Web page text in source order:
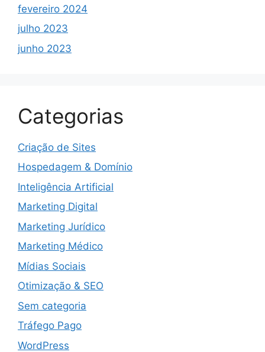
fevereiro 2024
julho 2023
junho 2023
Categorias
Criação de Sites
Hospedagem & Domínio
Inteligência Artificial
Marketing Digital
Marketing Jurídico
Marketing Médico
Mídias Sociais
Otimização & SEO
Sem categoria
Tráfego Pago
WordPress